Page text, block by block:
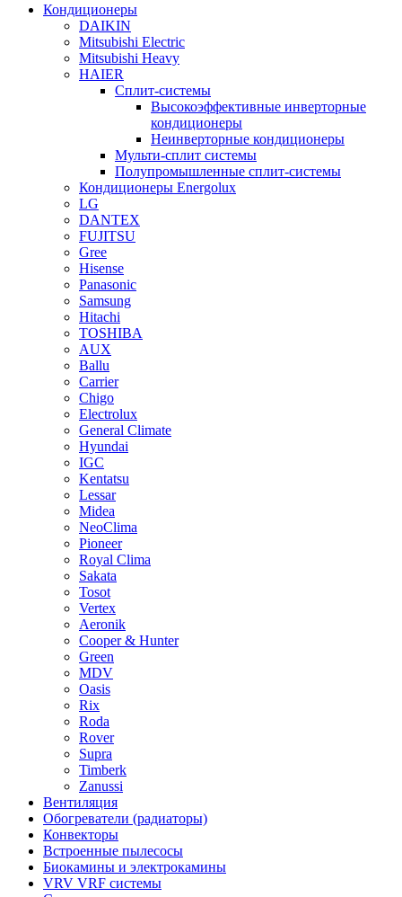
Кондиционеры
DAIKIN
Mitsubishi Electric
Mitsubishi Heavy
HAIER
Сплит-системы
Высокоэффективные инверторные
кондиционеры
Неинверторные кондиционеры
Мульти-сплит системы
Полупромышленные сплит-системы
Кондиционеры Energolux
LG
DANTEX
FUJITSU
Gree
Hisense
Panasonic
Samsung
Hitachi
TOSHIBA
AUX
Ballu
Carrier
Chigo
Electrolux
General Climate
Hyundai
IGC
Kentatsu
Lessar
Midea
NeoClima
Pioneer
Royal Clima
Sakata
Tosot
Vertex
Aeronik
Cooper & Hunter
Green
MDV
Oasis
Rix
Roda
Rover
Supra
Timberk
Zanussi
Вентиляция
Обогреватели (радиаторы)
Конвекторы
Встроенные пылесосы
Биокамины и электрокамины
VRV VRF системы